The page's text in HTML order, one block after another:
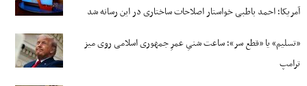
آمریکا؛ احمد باطبی خواستار اصلاحات ساختاری در این رسانه شد
«تسلیم» یا «قطع سر»؛ ساعت شنیِ عمرِ جمهوری اسلامی روی میز
ترامپ